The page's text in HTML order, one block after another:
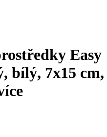
Easy
bílý, 7x15 cm,